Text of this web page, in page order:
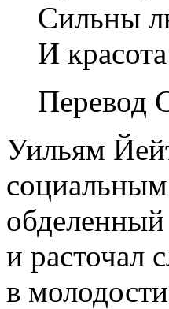
Сильны
И
Перевод
Уильям
обделенный
и расточал
в